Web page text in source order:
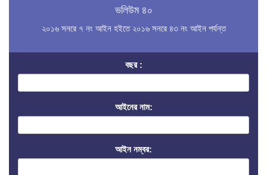
ভলিউম ৪০
২০১৬ সনরে ৭ নং আইন হইতে ২০১৬ সনরে ৪৩ নং আইন পর্যন্ত
বছর :
আইনের নাম:
আইন নম্বর: